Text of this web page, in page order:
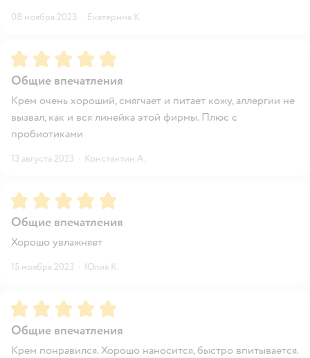
08 ноября 2023 · Екатерина К.
Рейтинг:5
Общие впечатления
Крем очень хороший, смягчает и питает кожу, аллергии не
вызвал, как и вся линейка этой фирмы. Плюс с
пробиотиками
13 августа 2023 · Константин А.
Рейтинг:5
Общие впечатления
Хорошо увлажняет
15 ноября 2023 · Юлия К.
Рейтинг:5
Общие впечатления
Крем понравился. Хорошо наносится, быстро впитывается.